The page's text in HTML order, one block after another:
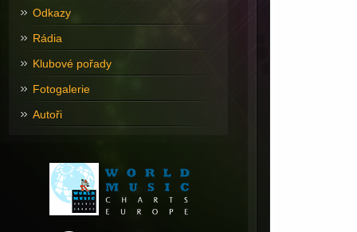
Odkazy
Rádia
Klubové pořady
Fotogalerie
Autoři